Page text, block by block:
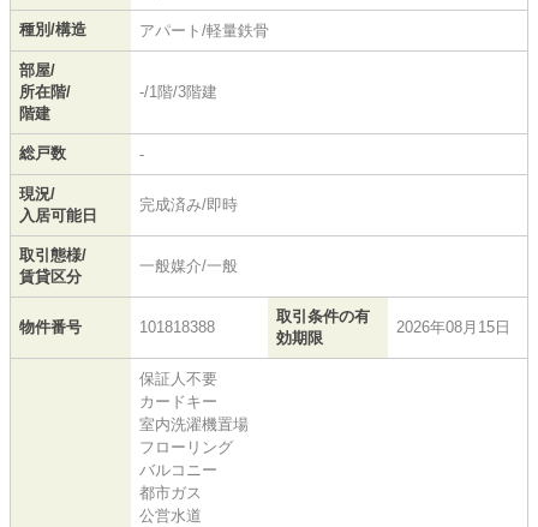
種別/構造 アパート/軽量鉄骨
部屋/
所在階/
階建
-/1階/3階建
総戸数 -
現況/
入居可能日
完成済み/即時
取引態様/
賃貸区分
一般媒介/一般
物件番号 101818388
取引条件の有
効期限
2026年08月15日
保証人不要
カードキー
室内洗濯機置場
フローリング
バルコニー
都市ガス
公営水道